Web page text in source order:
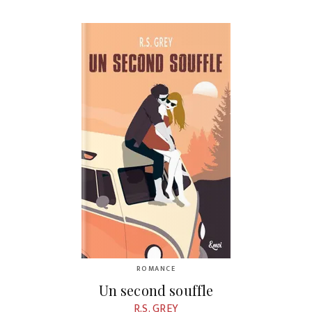
ROMANCE
Un second souffle